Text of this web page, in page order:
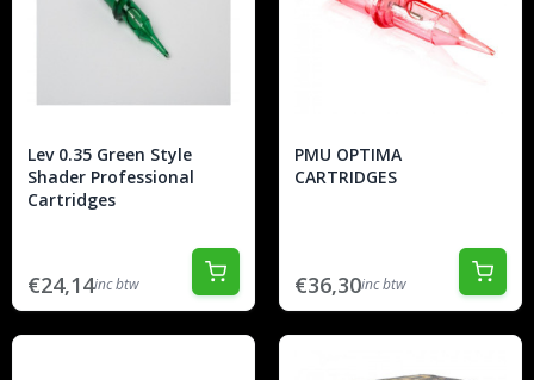
Lev 0.35 Green Style
Shader Professional
Cartridges
€24,14inc btw
PMU OPTIMA
CARTRIDGES
€36,30inc btw